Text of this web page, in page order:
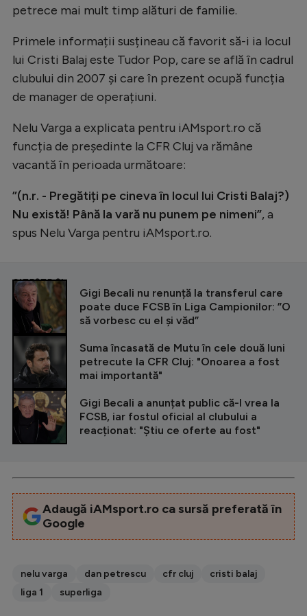
petrece mai mult timp alături de familie.
Primele informații susțineau că favorit să-i ia locul
lui Cristi Balaj este Tudor Pop, care se află în cadrul
clubului din 2007 și care în prezent ocupă funcția
de manager de operațiuni.
Nelu Varga a explicata pentru iAMsport.ro că
funcția de președinte la CFR Cluj va rămâne
vacantă în perioada următoare:
”(n.r. - Pregătiți pe cineva în locul lui Cristi Balaj?)
Nu există! Până la vară nu punem pe nimeni”, a
spus Nelu Varga pentru iAMsport.ro.
CITEȘTE ȘI
Gigi Becali nu renunță la transferul care
poate duce FCSB în Liga Campionilor: ”O
să vorbesc cu el și văd”
Suma încasată de Mutu în cele două luni
petrecute la CFR Cluj: "Onoarea a fost
mai importantă"
Gigi Becali a anunțat public că-l vrea la
FCSB, iar fostul oficial al clubului a
reacționat: "Știu ce oferte au fost"
Adaugă iAMsport.ro ca sursă preferată în
Google
nelu varga dan petrescu cfr cluj
cristi balaj
liga 1
superliga